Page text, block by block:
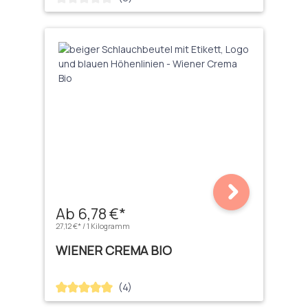
Ab 6,78 €*
27,12 €* / 1 Kilogramm
WIENER CREMA BIO
Durchschnittliche Bewertung von 5 von 5 Sternen
(4)